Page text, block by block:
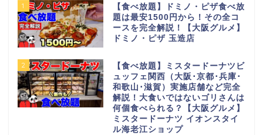
1
【食べ放題】ドミノ・ピザ食べ放
題は最安1500円から！その全コ
ースを完全解説！【大阪グルメ】
ドミノ・ピザ 玉造店
2
【食べ放題】ミスタードーナツビ
ュッフェ関西（大阪･京都･兵庫･
和歌山･滋賀）実施店舗など完全
解説！大食いではないゴリさんは
何個食べられる？【大阪グルメ】
ミスタードーナツ イオンスタイ
ル海老江ショップ